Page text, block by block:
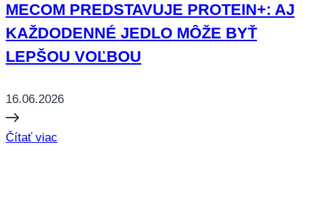
MECOM PREDSTAVUJE PROTEIN+: AJ
KAŽDODENNÉ JEDLO MÔŽE BYŤ
LEPŠOU VOĽBOU
16.06.2026
Čítať viac